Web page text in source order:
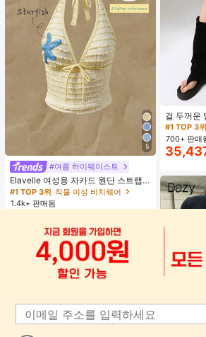
5
#여름 하이웨이스트
Elavelle 여성용 자카드 원단 스트랩
불가사리 장식 홀터 탑, 봄/여름에 적
합 (탑만 포함, 반바지 미포함)
#1 TOP 3위 직물 여성 비치웨어
20+ 명 "예쁨"
#1 TOP 3위 직물 여성 비치웨어
20+ 명 "예쁨"
#1 TOP 3위 직물 여성 비치웨어
20+ 명 "예쁨"
20+ 명 "예쁨"
1.4k+ 판매됨
걸 두꺼운
름 키높이
끈 레트로
#1 TOP 3위
거의 매
#1 TOP 3위
거의 매
#1 TOP 3위
거의 매
#1 TOP 3
700+ 판매